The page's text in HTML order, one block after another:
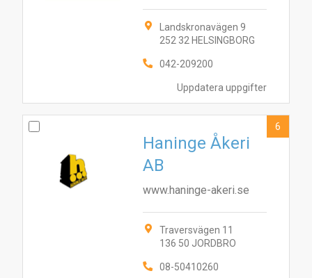
Uppdatera uppgifter
Landskronavägen 9
252 32 HELSINGBORG
042-209200
Haninge Åkeri
AB
www.haninge-akeri.se
Traversvägen 11
136 50 JORDBRO
08-50410260
6